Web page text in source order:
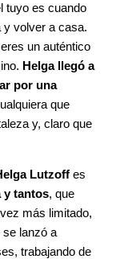
tuyo es cuando
y volver a casa.
un auténtico
Helga llegó a
por una
que
y, claro que
Lutzoff es
y tantos, que
más limitado,
lanzó a
trabajando de